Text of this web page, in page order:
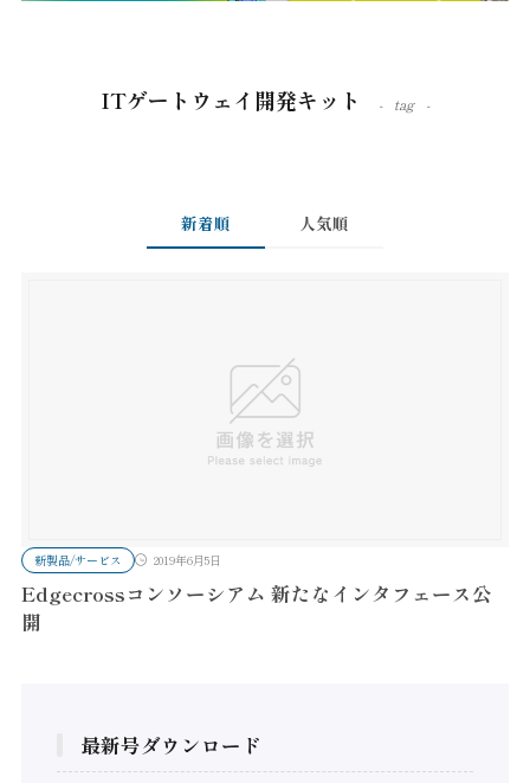
ITゲートウェイ開発キット tag
新着順 人気順
新製品/サービス 2019年6月5日
Edgecrossコンソーシアム 新たなインタフェース公
開
最新号ダウンロード